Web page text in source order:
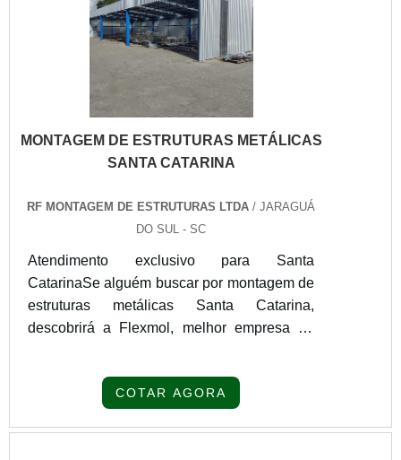
MONTAGEM DE ESTRUTURAS METÁLICAS
SANTA CATARINA
RF MONTAGEM DE ESTRUTURAS LTDA / JARAGUÁ
DO SUL - SC
Atendimento exclusivo para Santa
CatarinaSe alguém buscar por montagem de
estruturas metálicas Santa Catarina,
descobrirá a Flexmol, melhor empresa do
deve escolher uma organização que se
COTAR AGORA